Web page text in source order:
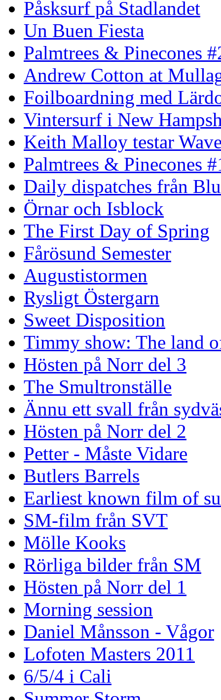
Påsksurf på Stadlandet
Un Buen Fiesta
Palmtrees & Pinecones
Andrew Cotton at
Foilboardning med
Vintersurf i New
Keith Malloy testar
Palmtrees & Pinecones
Daily dispatches från
Örnar och Isblock
The First Day of Spring
Fårösund Semester
Augustistormen
Rysligt Östergarn
Sweet Disposition
Timmy show: The land
Hösten på Norr del 3
The Smultronställe
Ännu ett svall från
Hösten på Norr del 2
Petter - Måste Vidare
Butlers Barrels
Earliest known film of
SM-film från SVT
Mölle Kooks
Rörliga bilder från SM
Hösten på Norr del 1
Morning session
Daniel Månsson - Vågor
Lofoten Masters 2011
6/5/4 i Cali